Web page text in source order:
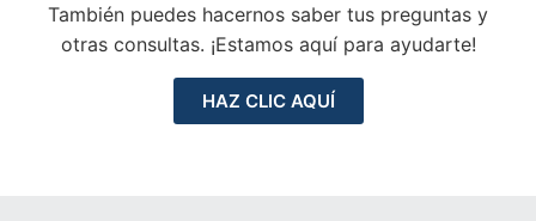
También puedes hacernos saber tus preguntas y
otras consultas. ¡Estamos aquí para ayudarte!
HAZ CLIC AQUÍ